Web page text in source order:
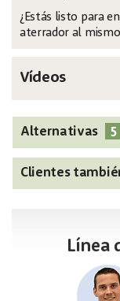
¿Estás listo para
aterrador al
Vídeos
Alternativas 5
Clientes
Línea